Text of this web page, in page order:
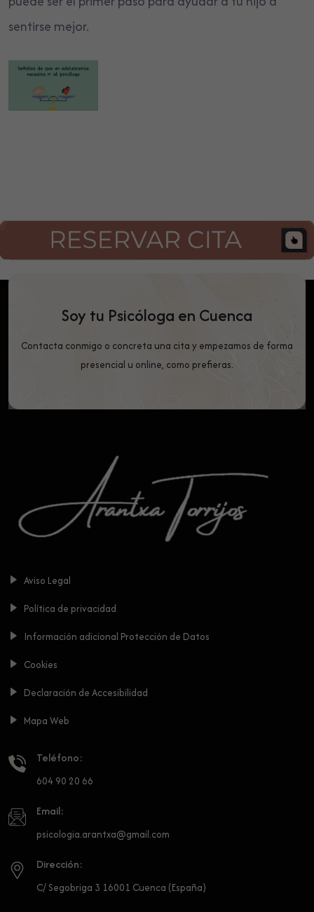
sentirse mejor.
Soy tu Psicóloga en Cuenca
Contacta conmigo o concreta una cita y empezamos de forma
presencial u online, como prefieras.
Aviso Legal
Política de privacidad
Información adicional Protección de Datos
Cookies
Declaración de Accesibilidad
Mapa Web
Teléfono:
604 90 20 66
Email:
psicologia.arantxa@gmail.com
Dirección:
C/ Segobriga 3 16001 Cuenca (España)